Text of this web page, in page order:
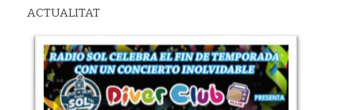
ACTUALITAT